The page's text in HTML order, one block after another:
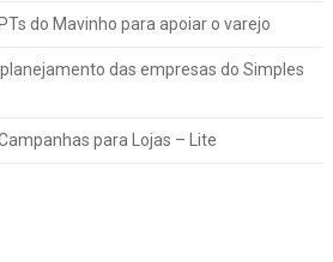
do Mavinho para apoiar o varejo
das empresas do Simples
para Lojas – Lite